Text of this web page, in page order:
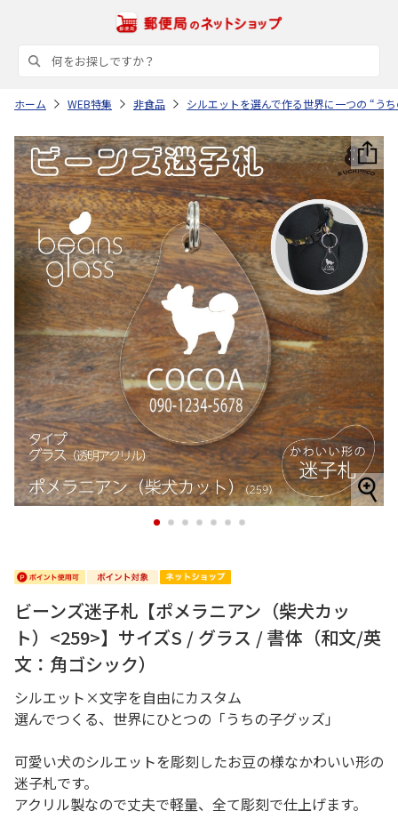
ホーム WEB特集 非食品 シルエットを選んで作る世界に一つの “う
1 2 3 4 5 6 7
ビーンズ迷子札【ポメラニアン（柴犬カッ
ト）<259>】サイズS / グラス / 書体（和文/英
文：角ゴシック）
シルエット×文字を自由にカスタム
選んでつくる、世界にひとつの「うちの子グッズ」
可愛い犬のシルエットを彫刻したお豆の様なかわいい形の
迷子札です。
アクリル製なので丈夫で軽量、全て彫刻で仕上げます。